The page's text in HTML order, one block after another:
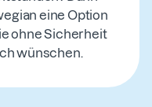
eine Option
ohne Sicherheit
wünschen.